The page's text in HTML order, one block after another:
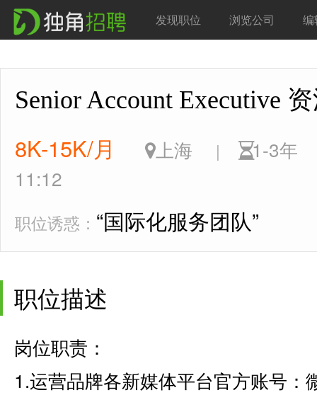
发现职位 浏览公司 编
Senior Account
8K-15K/月 上海 |
1-3
11:12
职位诱惑： “国际化服务团队”
职位描述
岗位职责：
1.运营品牌各新媒体平台官方账号